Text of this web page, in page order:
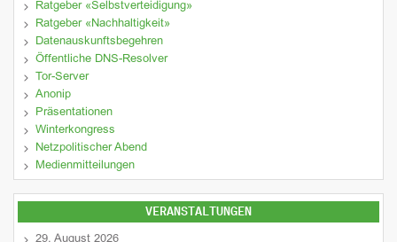
Ratgeber «Selbstverteidigung»
Ratgeber «Nachhaltigkeit»
Datenauskunftsbegehren
Öffentliche DNS-Resolver
Tor-Server
Anonip
Präsentationen
Winterkongress
Netzpolitischer Abend
Medienmitteilungen
VERANSTALTUNGEN
29. August 2026